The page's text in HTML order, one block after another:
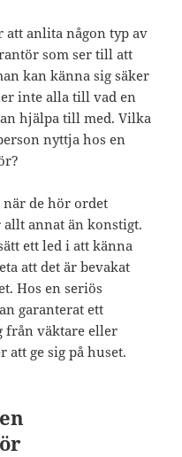
anlita någon typ av
som ser till att
kan känna sig säker
inte alla till vad en
hjälpa till med. Vilka
nyttja hos en
när de hör ordet
annat än konstigt.
ett led i att känna
att det är bevakat
Hos en seriös
garanterat ett
från väktare eller
ge sig på huset.